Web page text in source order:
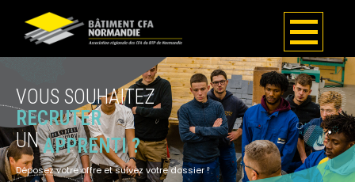
VOUS SOUHAITEZ
RECRUTER
UNAPPRENTI ?
Déposez votre offre et suivez votre dossier !